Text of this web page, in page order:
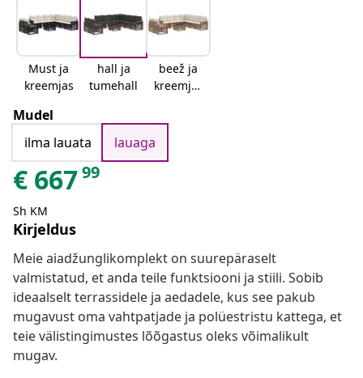
Must ja
kreemjas
hall ja
tumehall
beež ja
kreemjas
Mudel
ilma lauata
lauaga
€ 66799
Sh KM
Kirjeldus
Meie aiadžunglikomplekt on suurepäraselt
valmistatud, et anda teile funktsiooni ja stiili. Sobib
ideaalselt terrassidele ja aedadele, kus see pakub
mugavust oma vahtpatjade ja polüestristu kattega, et
teie välistingimustes lõõgastus oleks võimalikult
mugav.